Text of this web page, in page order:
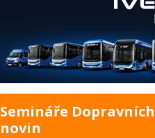
Semináře Dopravních
novin